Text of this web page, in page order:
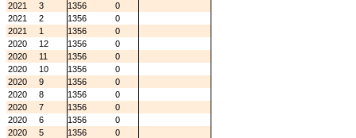
2021
3 1356
0
2021
2 1356
0
2021
1 1356
0
2020
12 1356
0
2020
11 1356
0
2020
10 1356
0
2020
9 1356
0
2020
8 1356
0
2020
7 1356
0
2020
6 1356
0
2020
5 1356
0